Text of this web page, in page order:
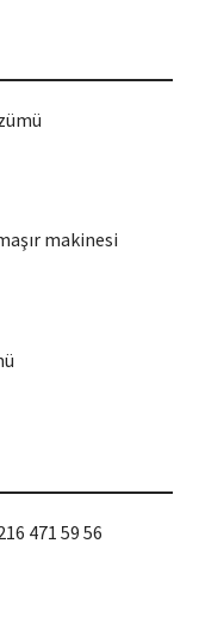
makinesi
471 59 56